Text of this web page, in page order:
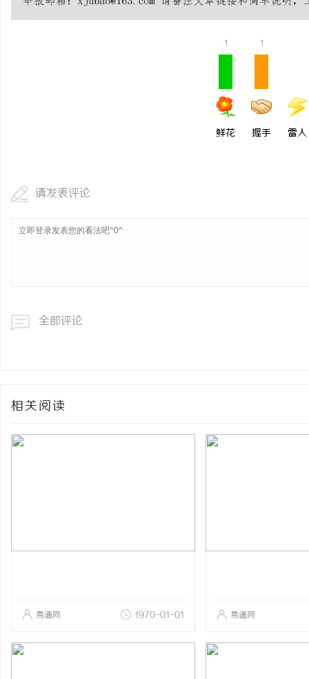
1
鲜花
1
握手 雷人
请发表评论
全部评论
相关阅读
易通网 1970-01-01 易通网